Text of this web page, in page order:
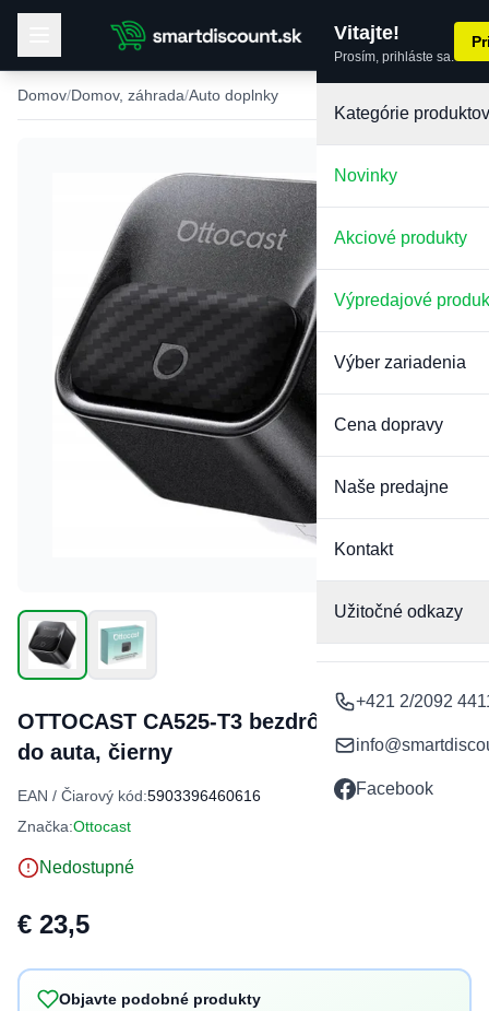
Vitajte!
Prosím, prihláste sa.
Kategórie produktov
Novinky
Akciové produkty
Výpredajové
Výber zariadenia
Cena dopravy
Naše predajne
Kontakt
Užitočné odkazy
+421 2/2092
Facebook
Domov Domov, záhrada Auto doplnky
OTTOCAST CA525-T3 bezdrôtový adaptér
do auta, čierny
EAN / Čiarový kód:5903396460616
Značka:Ottocast
Nedostupné
€ 23,5
Objavte podobné produkty